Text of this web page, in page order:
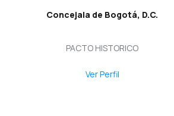
Concejala de Bogotá, D.C.
PACTO HISTORICO
Ver Perfil